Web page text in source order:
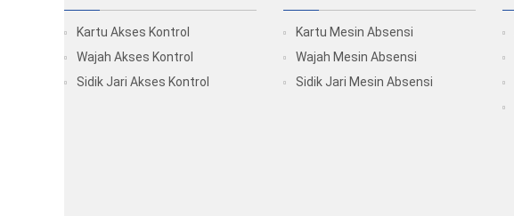
Kartu Akses Kontrol
Wajah Akses Kontrol
Sidik Jari Akses Kontrol
Kartu Mesin Absensi
Wajah Mesin Absensi
Sidik Jari Mesin Absensi